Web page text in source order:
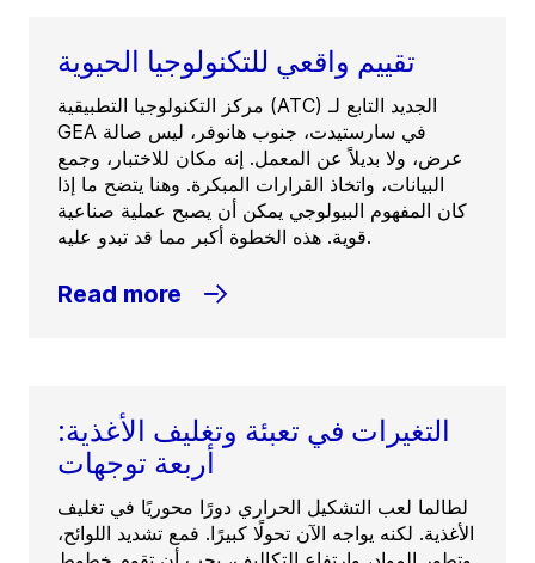
تقييم واقعي للتكنولوجيا الحيوية
مركز التكنولوجيا التطبيقية (ATC) الجديد التابع لـ
GEA في سارستيدت، جنوب هانوفر، ليس صالة
عرض، ولا بديلاً عن المعمل. إنه مكان للاختبار، وجمع
البيانات، واتخاذ القرارات المبكرة. وهنا يتضح ما إذا
كان المفهوم البيولوجي يمكن أن يصبح عملية صناعية
قوية. هذه الخطوة أكبر مما قد تبدو عليه.
Read more
التغيرات في تعبئة وتغليف الأغذية:
أربعة توجهات
لطالما لعب التشكيل الحراري دورًا محوريًا في تغليف
الأغذية. لكنه يواجه الآن تحولًا كبيرًا. فمع تشديد اللوائح،